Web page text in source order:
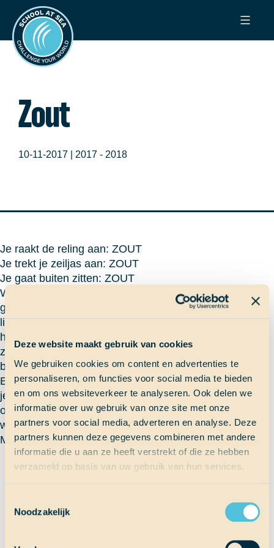
Deze website maakt gebruik van cookies
We gebruiken cookies om content en advertenties te
personaliseren, om functies voor social media te bieden
en om ons websiteverkeer te analyseren. Ook delen we
informatie over uw gebruik van onze site met onze
partners voor social media, adverteren en analyse. Deze
partners kunnen deze gegevens combineren met andere
informatie die u aan ze heeft verstrekt of die ze hebben
verzameld op basis van uw gebruik van hun services.
Noodzakelijk
naar
inhoud
School
at
Sea
Zout
10-11-2017 | 2017 - 2018
Je raakt de reling aan: ZOUT
Je trekt je zeiljas aan: ZOUT
Je gaat buiten zitten: ZOUT
Werkelijk alles hier aan boord is ZOUT. Je kunt het zo
gek niet verzinnen. Als je na je wacht in je bed gaat
liggen dan plak je aan je bed omdat er een golf over je
heen is geslagen. De enige plek op dit schip waar geen
zout is, is de wasmachine. Daarom is iedereen ook zo
blij als hun zoutloze was daaruit komt.
En dan hoor ik je denken: “ZOUT dat gooi je toch over
je eten heen?”. Eh nee… Wij hebben er de hele tijd
overal mee te maken. Dus als je nog zout nodig hebt,
wij hebben hier genoeg!
Maike
Terug naar Scheepslog